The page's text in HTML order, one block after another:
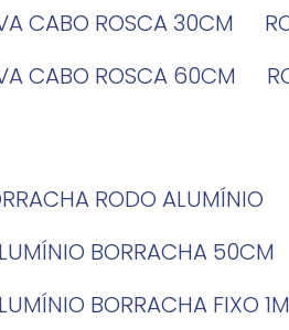
CABO ROSCA 30CM
CABO ROSCA 60CM
RODO ALUMÍNIO
BORRACHA 50CM
BORRACHA FIXO 1M